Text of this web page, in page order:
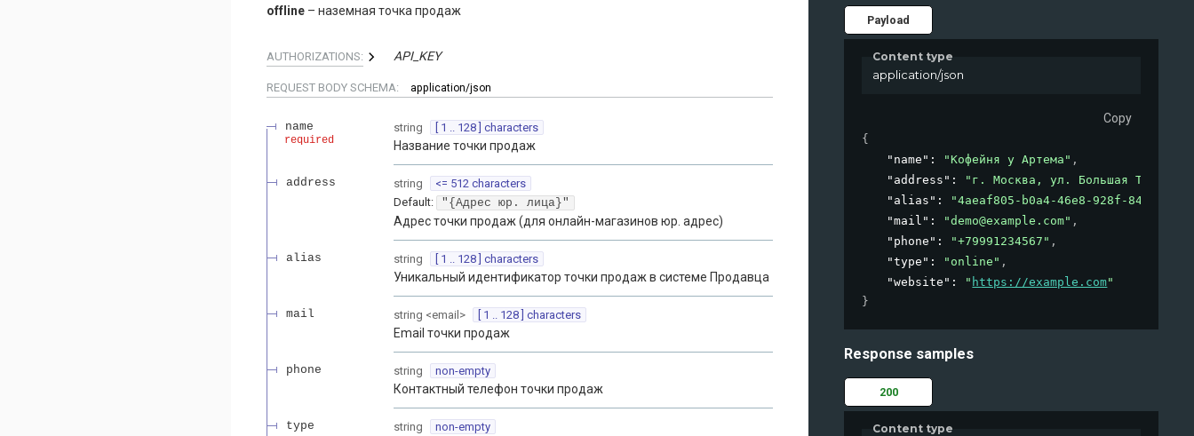
offline – наземная точка продаж
AUTHORIZATIONS: API_KEY
REQUEST BODY SCHEMA: application/json
name
required
string [ 1 .. 128 ] characters
Название точки продаж
address string
<= 512 characters
Default:
"{Адрес юр. лица}"
Адрес точки продаж (для онлайн-магазинов юр. адрес)
alias string [ 1 .. 128 ] characters
Уникальный идентификатор точки продаж в системе Продавца
mail string <email > [ 1 .. 128 ] characters
Email точки продаж
phone string non-empty
Контактный телефон точки продаж
type string non-empty
Payload
Content type
application/json
Copy
{
"name" : "Кофейня у Артема" ,
"address" :
"г. Москва, ул. Большая
"alias" :
"4aeaf805-b0a4-46e8-928f-
"mail" : "demo@example.com" ,
"phone" : "+79991234567" ,
"type" : "online" ,
"website" : " https://example.com"
}
Response samples
200
Content type